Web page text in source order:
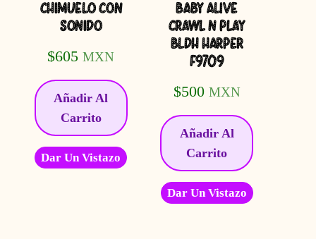
CHIMUELO CON
SONIDO
$605 MXN
Añadir Al
Carrito
Dar Un Vistazo
BABY ALIVE
CRAWL N PLAY
BLDH HARPER
F9709
$500 MXN
Añadir Al
Carrito
Dar Un Vistazo